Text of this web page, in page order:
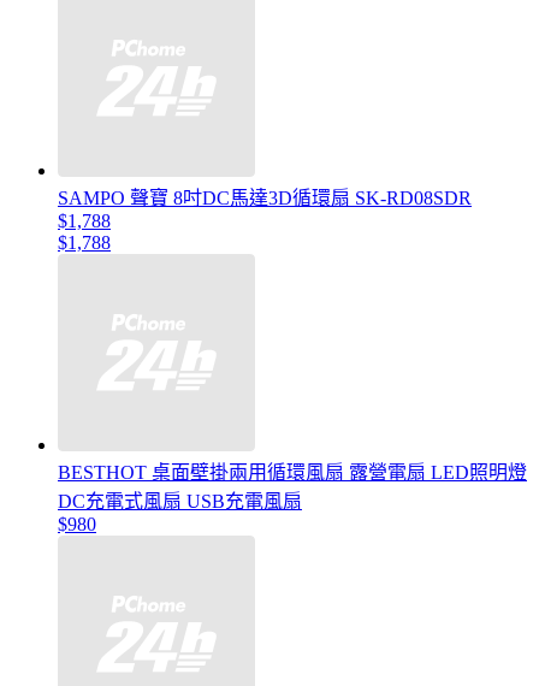
SAMPO 聲寶 8吋DC馬達3D循環扇 SK-RD08SDR
$1,788
$1,788
BESTHOT 桌面壁掛兩用循環風扇 露營電扇 LED照明燈
DC充電式風扇 USB充電風扇
$980